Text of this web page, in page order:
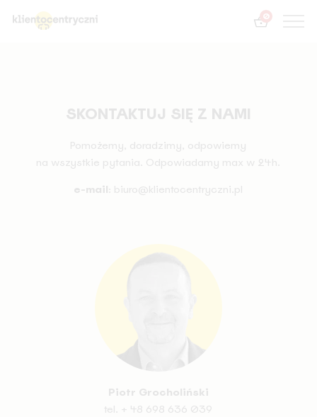
0
SKONTAKTUJ SIĘ Z NAMI
Pomożemy, doradzimy, odpowiemy
na wszystkie pytania. Odpowiadamy max w 24h.
e-mail biuro@klientocentryczni.pl
Piotr Grocholiński
tel.
+ 48 698 636 039